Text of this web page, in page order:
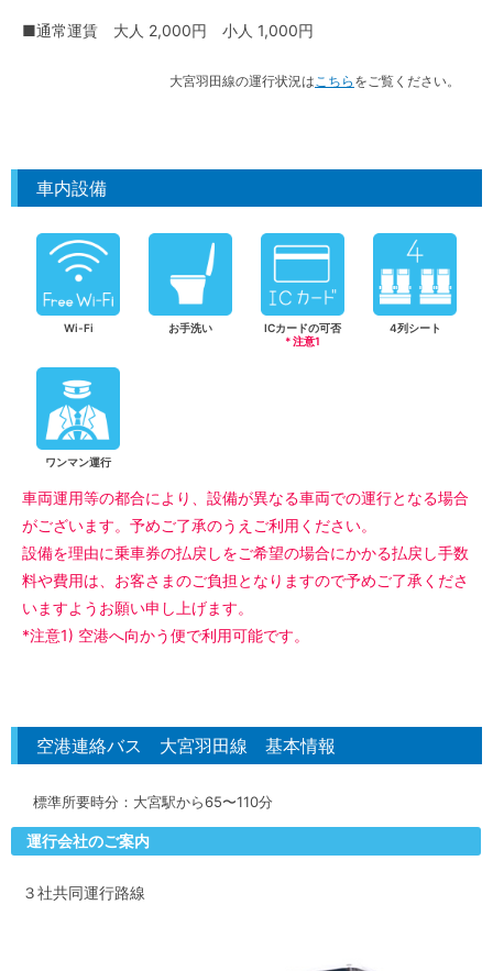
■通常運賃 大人 2,000円 小人 1,000円
大宮羽田線の運行状況は こちら をご覧ください。
車内設備
Wi-Fi お手洗い
ICカードの可否
* 注意1
4列シート
ワンマン運行
車両運用等の都合により、設備が異なる車両での運行となる場合
がございます。予めご了承のうえご利用ください。
設備を理由に乗車券の払戻しをご希望の場合にかかる払戻し手数
料や費用は、お客さまのご負担となりますので予めご了承くださ
いますようお願い申し上げます。
*注意1) 空港へ向かう便で利用可能です。
空港連絡バス 大宮羽田線 基本情報
標準所要時分：大宮駅から65〜110分
運行会社のご案内
３社共同運行路線